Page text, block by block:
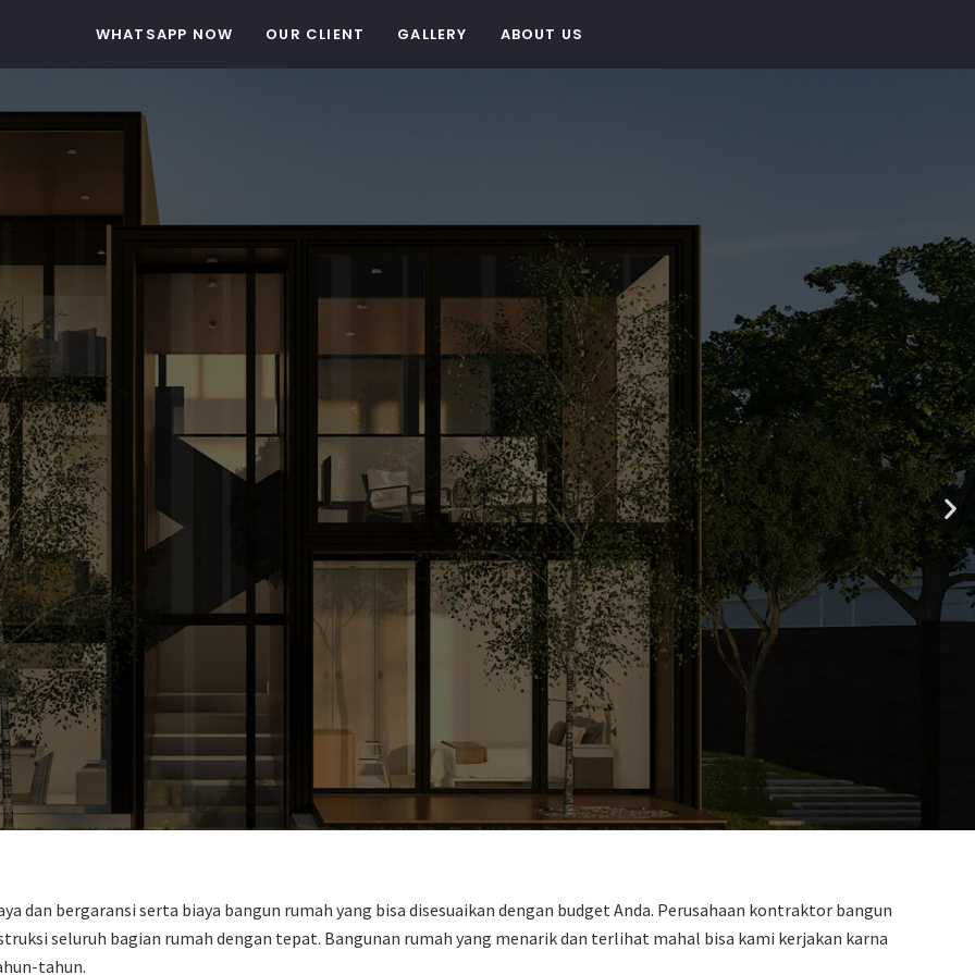
WHATSAPP NOW OUR CLIENT GALLERY ABOUT US
dan bergaransi serta biaya bangun rumah yang bisa disesuaikan dengan budget Anda. Perusahaan kontraktor bangun
seluruh bagian rumah dengan tepat. Bangunan rumah yang menarik dan terlihat mahal bisa kami kerjakan karna
tahun.